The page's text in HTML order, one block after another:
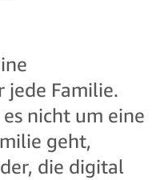
jede Familie.
nicht um eine
geht,
die digital